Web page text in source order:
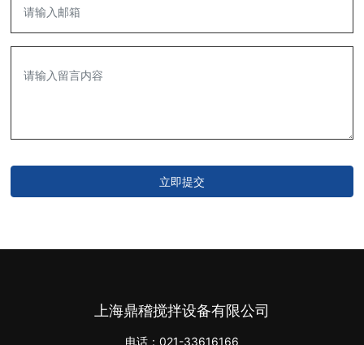
立即提交
上海鼎稽搅拌设备有限公司
电话： 021-33616166